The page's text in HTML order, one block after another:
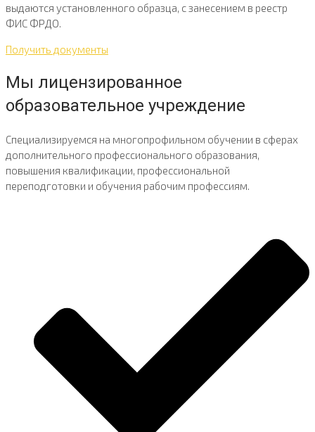
выдаются установленного образца, с занесением в реестр
ФИС ФРДО.
Получить документы
Мы лицензированное
образовательное учреждение​
Специализируемся на многопрофильном обучении в сферах
дополнительного профессионального образования,
повышения квалификации, профессиональной
переподготовки и обучения рабочим профессиям.